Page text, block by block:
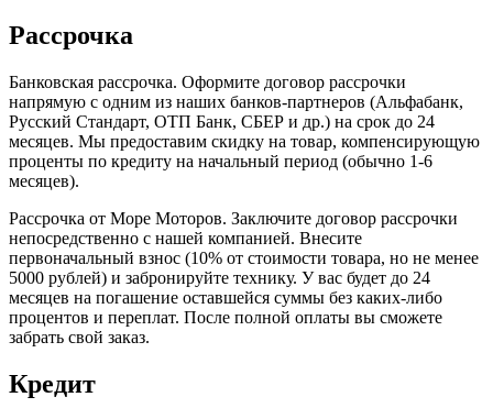
Рассрочка
Банковская рассрочка. Оформите договор рассрочки
напрямую с одним из наших банков-партнеров (Альфабанк,
Русский Стандарт, ОТП Банк, СБЕР и др.) на срок до 24
месяцев. Мы предоставим скидку на товар, компенсирующую
проценты по кредиту на начальный период (обычно 1-6
месяцев).
Рассрочка от Море Моторов. Заключите договор рассрочки
непосредственно с нашей компанией. Внесите
первоначальный взнос (10% от стоимости товара, но не менее
5000 рублей) и забронируйте технику. У вас будет до 24
месяцев на погашение оставшейся суммы без каких-либо
процентов и переплат. После полной оплаты вы сможете
забрать свой заказ.
Кредит